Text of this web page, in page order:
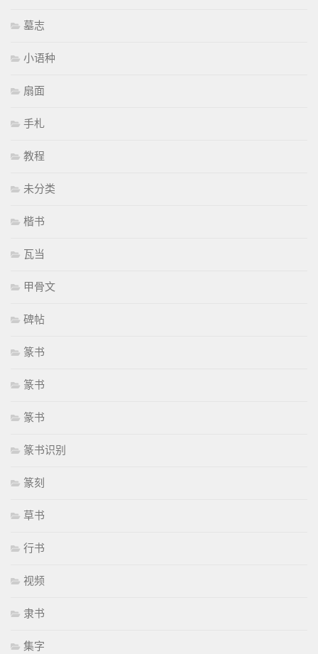
墓志
小语种
扇面
手札
教程
未分类
楷书
瓦当
甲骨文
碑帖
篆书
篆书
篆书
篆书识别
篆刻
草书
行书
视频
隶书
集字